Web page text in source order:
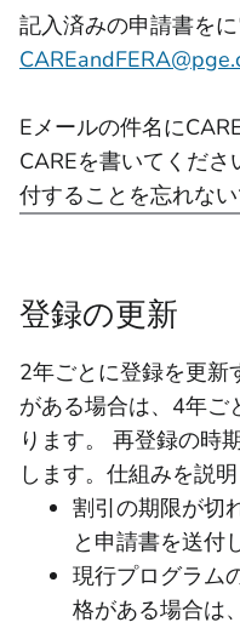
記入済みの申請書を
Eメールの件名に
CAREを書いてくだ
付することを忘れない
登録の更新
2年ごとに登録を更新
がある場合は、4年ご
ります。 再登録の時
します。仕組みを説明
割引の期限が切
と申請書を送付
現行プログラム
格がある場合は